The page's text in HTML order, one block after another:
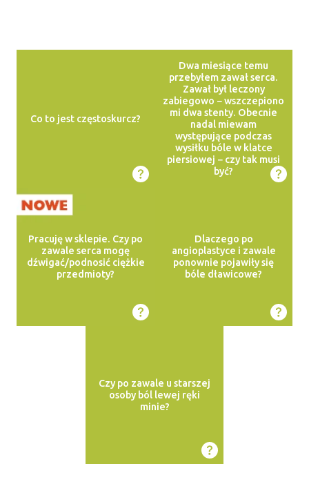
Co to jest częstoskurcz?
Dwa miesiące temu
przebyłem zawał serca.
Zawał był leczony
zabiegowo − wszczepiono
mi dwa stenty. Obecnie
nadal miewam
występujące podczas
wysiłku bóle w klatce
piersiowej − czy tak musi
być?
Pracuję w sklepie. Czy po
zawale serca mogę
dźwigać/podnosić ciężkie
przedmioty?
Dlaczego po
angioplastyce i zawale
ponownie pojawiły się
bóle dławicowe?
Czy po zawale u starszej
osoby ból lewej ręki
minie?